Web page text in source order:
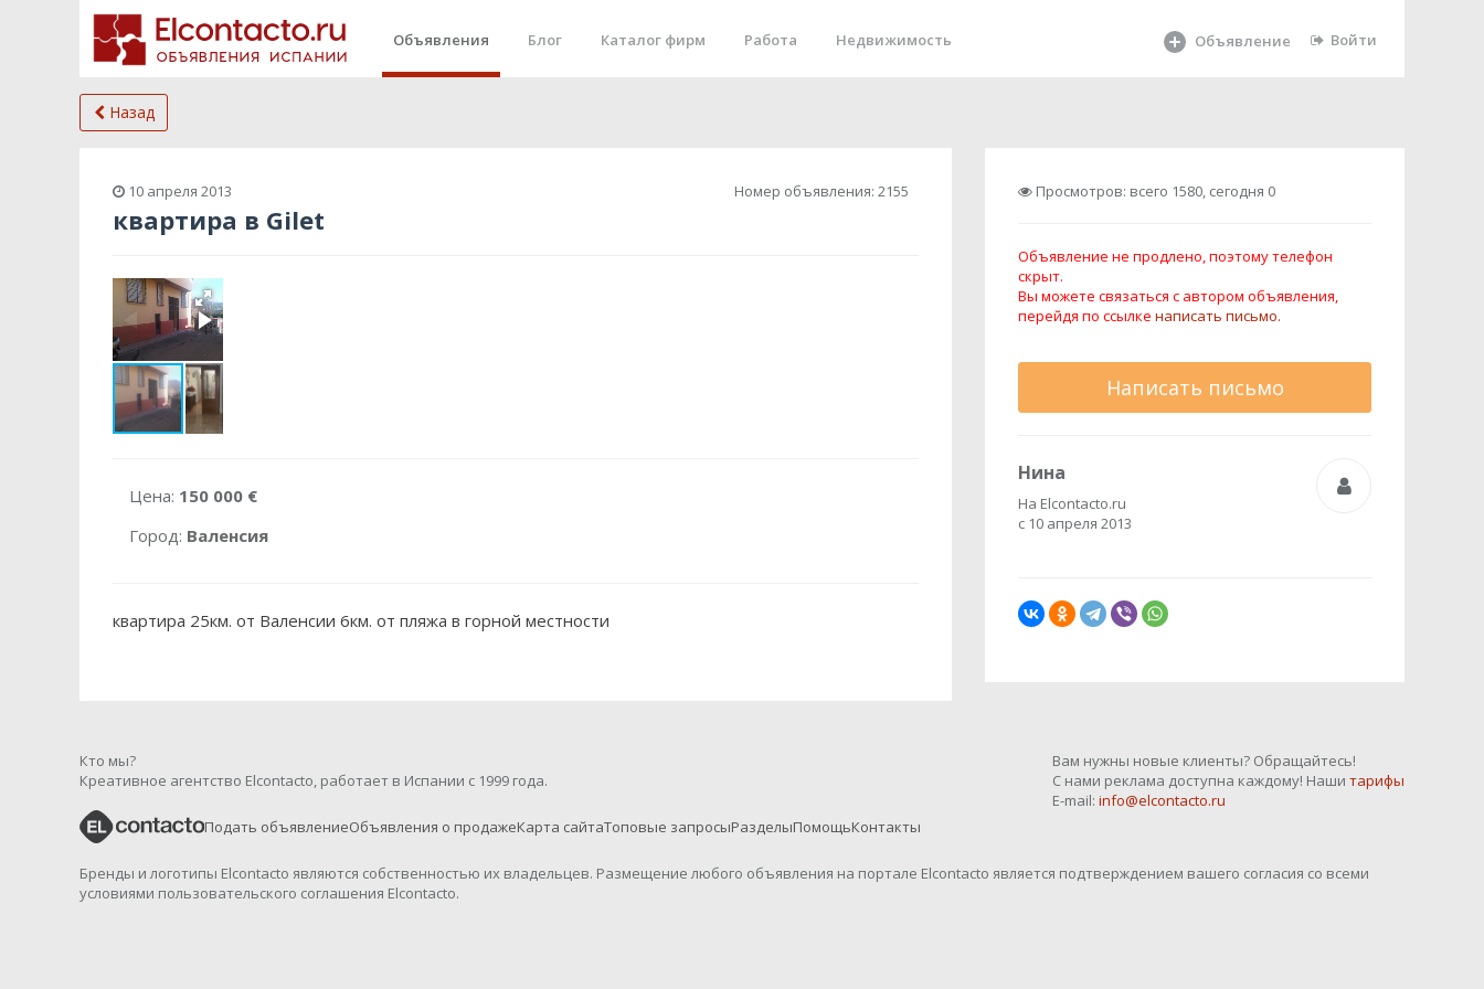
Объявления Блог Каталог фирм Работа Недвижимость Объявление Войти
Назад
10 апреля 2013 Номер объявления: 2155
квартира в Gilet
Цена: 150 000 €
Город: Валенсия
квартира 25км. от Валенсии 6км. от пляжа в горной местности
Просмотров: всего 1580, сегодня 0
Объявление не продлено, поэтому телефон
скрыт.
Вы можете связаться с автором объявления,
перейдя по ссылке написать письмо.
Написать письмо
Нина
На Elcontacto.ru
с 10 апреля 2013
Кто мы?
Креативное агентство Elcontacto, работает в Испании с 1999 года.
Вам нужны новые клиенты? Обращайтесь!
С нами реклама доступна каждому! Наши тарифы
E-mail: info@elcontacto.ru
Подать объявлениеОбъявления о продажеКарта сайтаТоповые запросыРазделыПомощьКонтакты
Бренды и логотипы Elcontacto являются собственностью их владельцев. Размещение любого объявления на портале Elcontacto является подтверждением вашего согласия со всеми
условиями пользовательского соглашения Elcontacto.